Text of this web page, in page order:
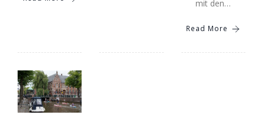
mit den…
Read More